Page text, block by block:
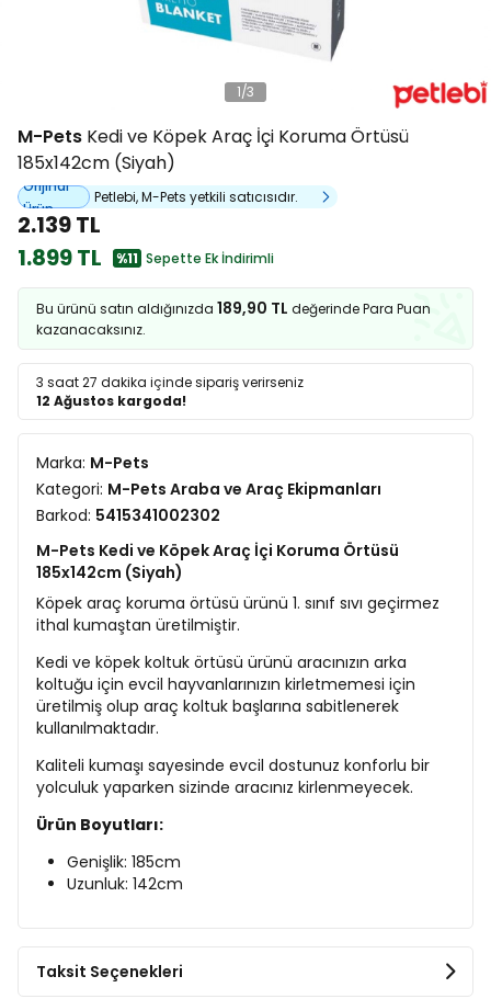
1/3
M-Pets Kedi ve Köpek Araç İçi Koruma Örtüsü
185x142cm (Siyah)
Orijinal
Ürün
Petlebi, M-Pets yetkili satıcısıdır.
2.139 TL
1.899 TL
%11 Sepette Ek İndirimli
Bu ürünü satın aldığınızda 189,90 TL değerinde Para Puan
kazanacaksınız.
3 saat 27 dakika içinde sipariş verirseniz
12 Ağustos kargoda!
Marka: M-Pets
Kategori: M-Pets Araba ve Araç Ekipmanları
Barkod: 5415341002302
M-Pets Kedi ve Köpek Araç İçi Koruma Örtüsü
185x142cm (Siyah)
Köpek araç koruma örtüsü ürünü 1. sınıf sıvı geçirmez
ithal kumaştan üretilmiştir.
Kedi ve köpek koltuk örtüsü ürünü aracınızın arka
koltuğu için evcil hayvanlarınızın kirletmemesi için
üretilmiş olup araç koltuk başlarına sabitlenerek
kullanılmaktadır.
Kaliteli kumaşı sayesinde evcil dostunuz konforlu bir
yolculuk yaparken sizinde aracınız kirlenmeyecek.
Ürün Boyutları:
Genişlik: 185cm
Uzunluk: 142cm
Taksit Seçenekleri